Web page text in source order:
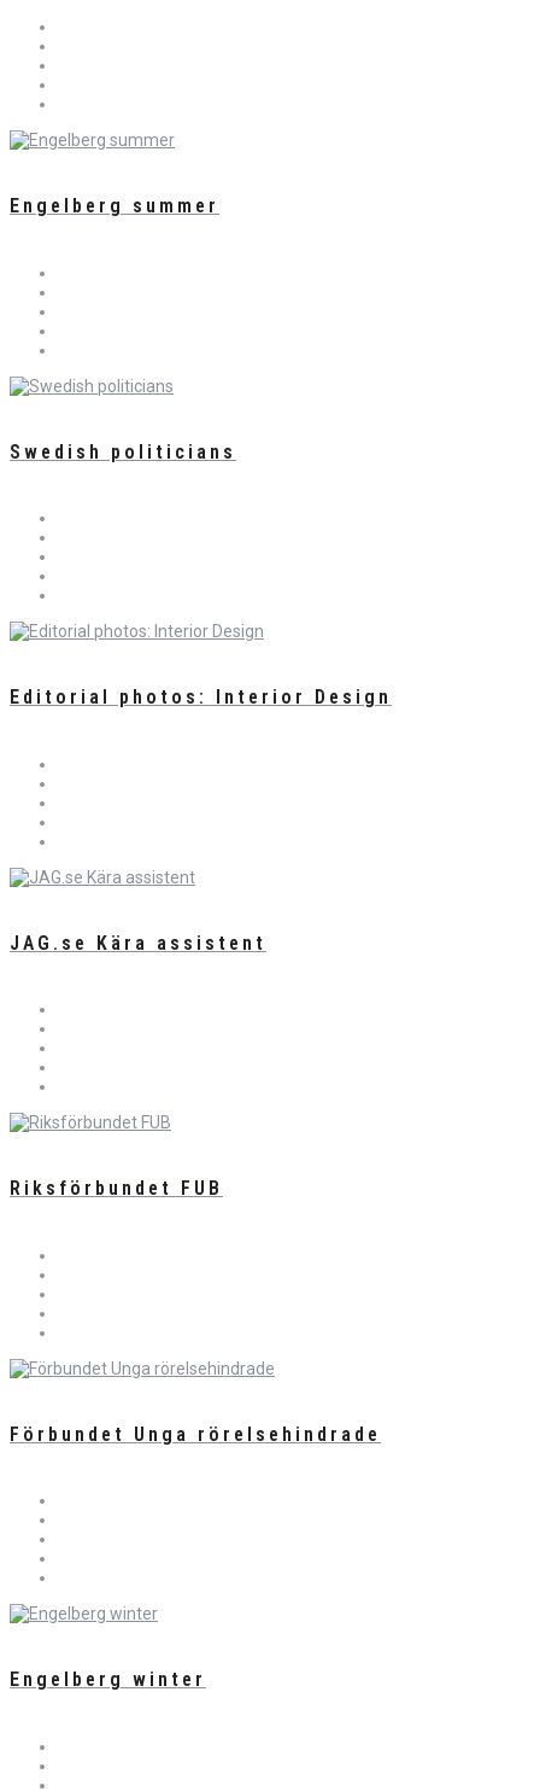
Engelberg summer
Swedish politicians
Editorial photos: Interior Design
JAG.se Kära assistent
Riksförbundet FUB
Förbundet Unga rörelsehindrade
Engelberg winter